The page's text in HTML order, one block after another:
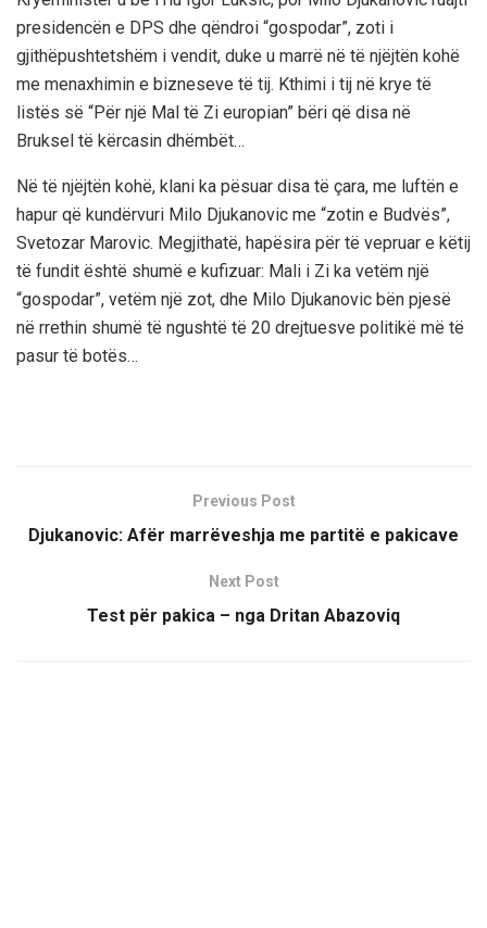
presidencën e DPS dhe qëndroi “gospodar”, zoti i
gjithëpushtetshëm i vendit, duke u marrë në të njëjtën kohë
me menaxhimin e bizneseve të tij. Kthimi i tij në krye të
listës së “Për një Mal të Zi europian” bëri që disa në
Bruksel të kërcasin dhëmbët…
Në të njëjtën kohë, klani ka pësuar disa të çara, me luftën e
hapur që kundërvuri Milo Djukanovic me “zotin e Budvës”,
Svetozar Marovic. Megjithatë, hapësira për të vepruar e këtij
të fundit është shumë e kufizuar: Mali i Zi ka vetëm një
“gospodar”, vetëm një zot, dhe Milo Djukanovic bën pjesë
në rrethin shumë të ngushtë të 20 drejtuesve politikë më të
pasur të botës…
Previous Post
Djukanovic: Afër marrëveshja me partitë e pakicave
Next Post
Test për pakica – nga Dritan Abazoviq